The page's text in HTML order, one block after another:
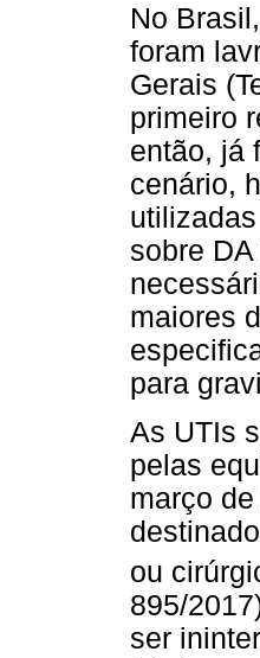
No
foram
Gerais
primeiro
então, já
cenário,
sobre
maiores
para
As UTIs
pelas
março
ou
895/
ser